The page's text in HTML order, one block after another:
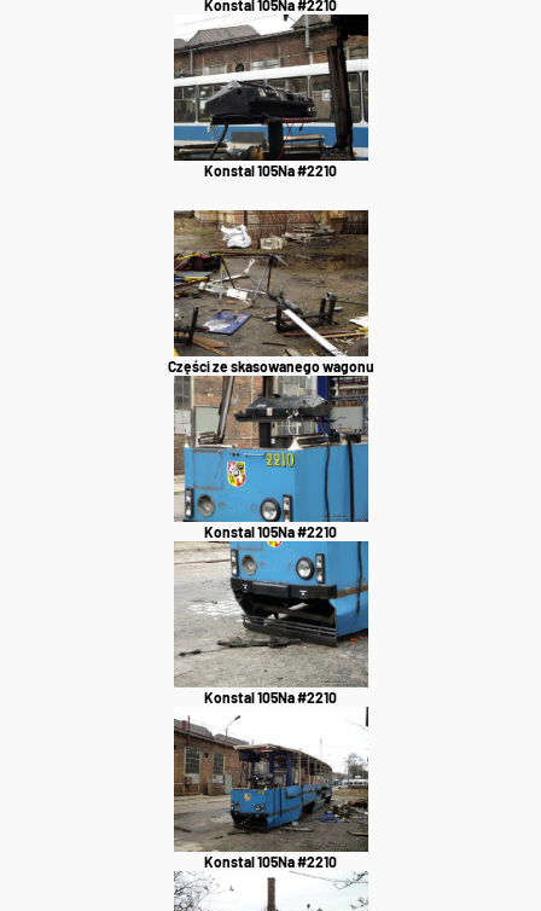
Konstal 105Na #2210
Konstal 105Na #2210
Części ze skasowanego wagonu
Konstal 105Na #2210
Konstal 105Na #2210
Konstal 105Na #2210